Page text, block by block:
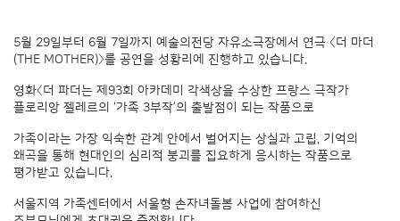
5월 29일부터 6월 7일까지 예술의전당 자유소극장에서 연극 〈더 마더
(THE MOTHER)〉를 공연을 성황리에 진행하고 있습니다.
영화〈더 파더는 제93회 아카데미 각색상을 수상한 프랑스 극작가
플로리앙 젤레르의 ‘가족 3부작’의 출발점이 되는 작품으로
가족이라는 가장 익숙한 관계 안에서 벌어지는 상실과 고립, 기억의
왜곡을 통해 현대인의 심리적 붕괴를 집요하게 응시하는 작품으로
평가받고 있습니다.
서울지역 가족센터에서 서울형 손자녀돌봄 사업에 참여하신